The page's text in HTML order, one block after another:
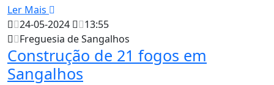
Ler Mais
24-05-2024
13:55
Freguesia de Sangalhos
Construção de 21 fogos em
Sangalhos